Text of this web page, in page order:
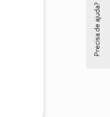
Precisa de ajuda?